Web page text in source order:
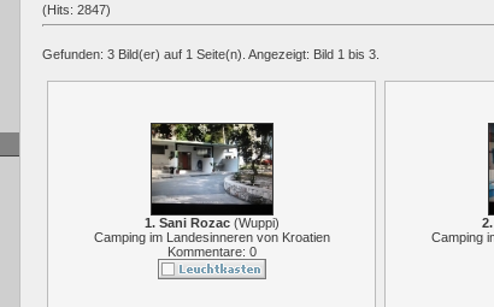
(Hits: 2847)
Gefunden: 3 Bild(er) auf 1 Seite(n). Angezeigt: Bild 1 bis 3.
1. Sani Rozac(Wuppi)
Camping im Landesinneren von Kroatien
Kommentare: 0
Camping